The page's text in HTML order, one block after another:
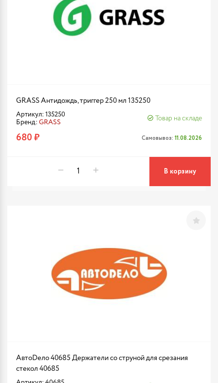
GRASS Антидождь, триггер 250 мл 135250
Артикул: 135250
Бренд: GRASS
Товар на складе
680 ₽ Самовывоз: 11.08.2026
В корзину
АвтоDело 40685 Держатели со струной для срезания
стекол 40685